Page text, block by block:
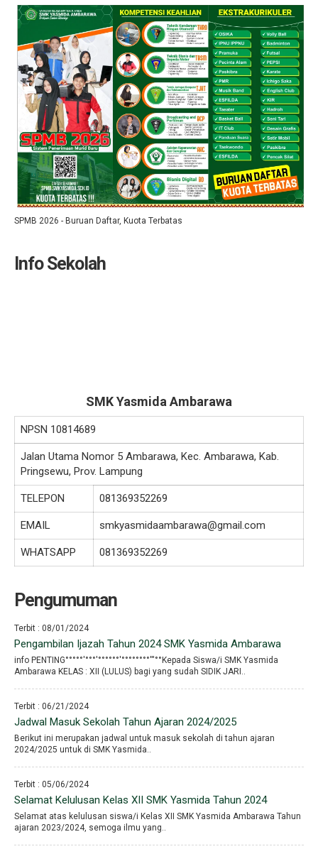
SPMB 2026 - Buruan Daftar, Kuota Terbatas
Info Sekolah
SMK Yasmida Ambarawa
NPSN 10814689
Jalan Utama Nomor 5 Ambarawa, Kec. Ambarawa, Kab.
Pringsewu, Prov. Lampung
TELEPON 081369352269
EMAIL smkyasmidaambarawa@gmail.com
WHATSAPP 081369352269
Pengumuman
Terbit : 08/01/2024
Pengambilan Ijazah Tahun 2024 SMK Yasmida Ambarawa
info PENTING°°°°°′°°°′°°°°°°′°°°°°°°°′′′°°Kepada Siswa/i SMK Yasmida
Ambarawa KELAS : XII (LULUS) bagi yang sudah SIDIK JARI..
Terbit : 06/21/2024
Jadwal Masuk Sekolah Tahun Ajaran 2024/2025
Berikut ini merupakan jadwal untuk masuk sekolah di tahun ajaran
2024/2025 untuk di SMK Yasmida..
Terbit : 05/06/2024
Selamat Kelulusan Kelas XII SMK Yasmida Tahun 2024
Selamat atas kelulusan siswa/i Kelas XII SMK Yasmida Ambarawa Tahun
ajaran 2023/2024, semoga ilmu yang..